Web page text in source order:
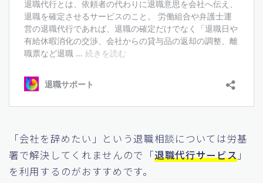
「会社を辞めたい」という退職相談については労基
署で解決してくれませんので「退職代行サービス 」
を利用するのがおすすめです。